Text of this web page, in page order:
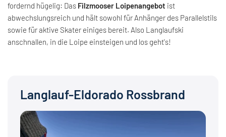
fordernd hügelig: Das Filzmooser Loipenangebot ist
abwechslungsreich und hält sowohl für Anhänger des Parallelstils
sowie für aktive Skater einiges bereit. Also Langlaufski
anschnallen, in die Loipe einsteigen und los geht's!
Langlauf-Eldorado Rossbrand